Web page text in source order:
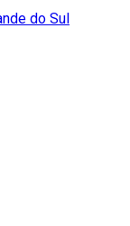
do Sul